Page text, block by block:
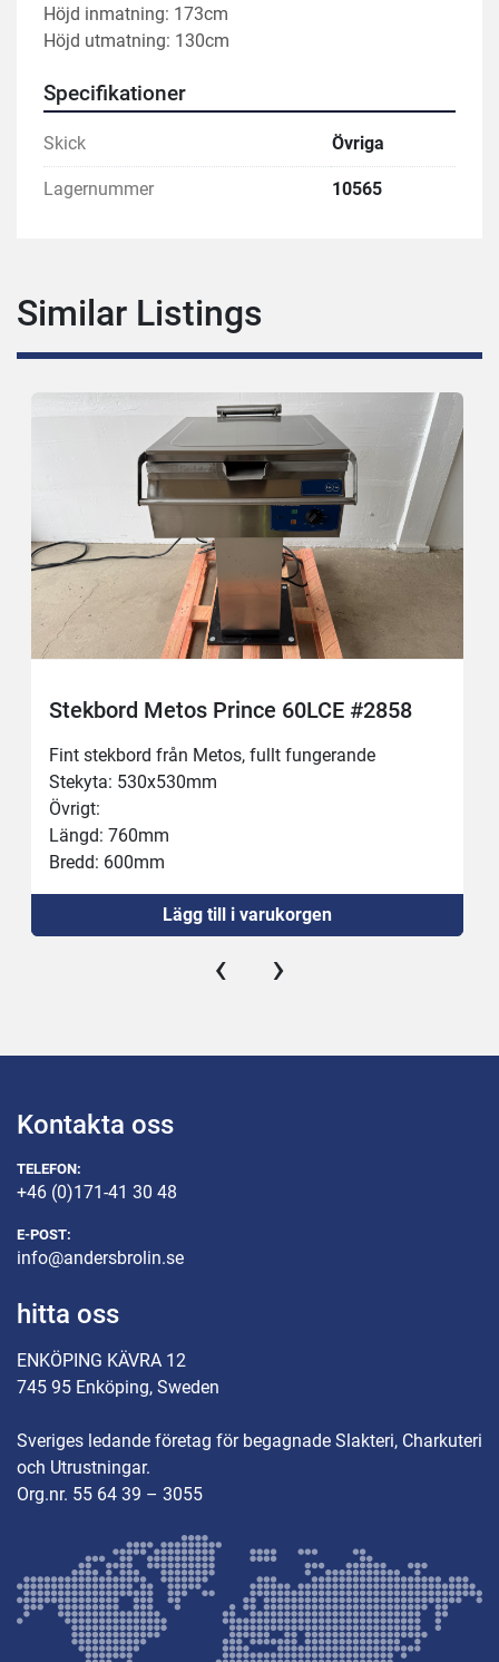
Höjd inmatning: 173cm
Höjd utmatning: 130cm
Specifikationer
Skick Övriga
Lagernummer 10565
Similar Listings
Stekbord Metos Prince 60LCE #2858
Fint stekbord från Metos, fullt fungerande
Stekyta: 530x530mm
Övrigt:
Längd: 760mm
Bredd: 600mm
Höjd: 900mm
Obs: Bordet bultas fast i golvet!
Lägg till i varukorgen
‹ ›
Kontakta oss
TELEFON:
+46 (0)171-41 30 48
E-POST:
info@andersbrolin.se
hitta oss
ENKÖPING KÄVRA 12
745 95 Enköping, Sweden
Sveriges ledande företag för begagnade Slakteri, Charkuteri
och Utrustningar.
Org.nr. 55 64 39 – 3055